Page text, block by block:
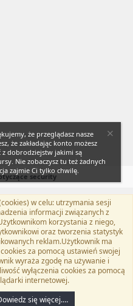
security
Polski (PL)
Pomoc
2024 XenForo Ltd.
. | Xenforo Add-ons
że przeglądasz nasze
że zakładając konto możesz
z dobrodziejstw jakimi są
Nie zobaczysz tu też żadnych
zajmie Ci tylko chwilę.
w celu: utrzymania sesji
informacji związanych z
korzystania z niego,
oraz tworzenia statystyk
reklam.Użytkownik ma
za pomocą ustawień swojej
wyraża zgodę na używanie i
wyłączenia cookies za pomocą
internetowej.
się więcej.…